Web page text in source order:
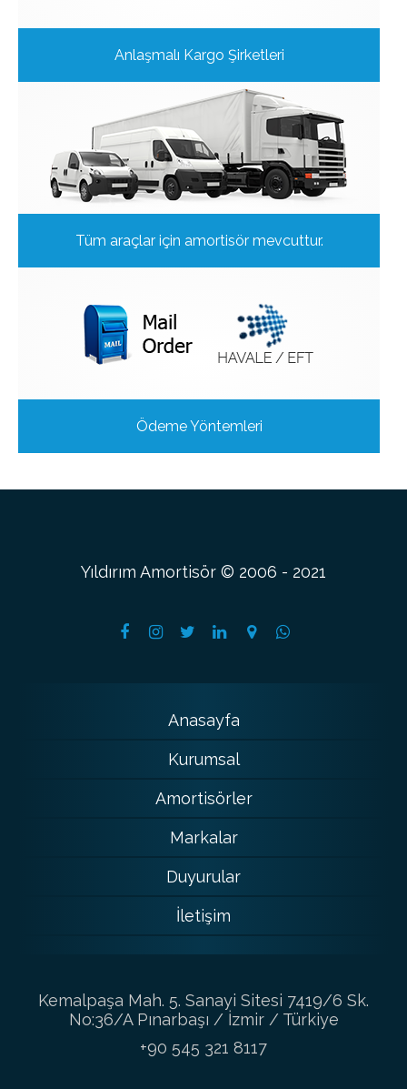
Anlaşmalı Kargo Şirketleri
Tüm araçlar için amortisör mevcuttur.
Ödeme Yöntemleri
Yıldırım Amortisör © 2006 - 2021
Anasayfa
Kurumsal
Amortisörler
Markalar
Duyurular
İletişim
Kemalpaşa Mah. 5. Sanayi Sitesi 7419/6 Sk.
No:36/A Pınarbaşı / İzmir / Türkiye
+90 545 321 8117